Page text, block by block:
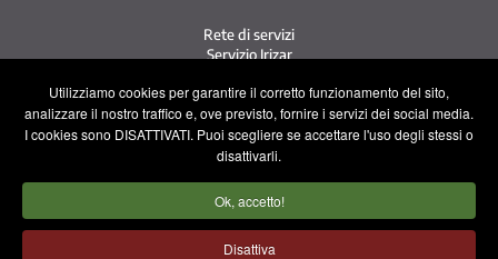
Utilizziamo cookies per garantire il corretto funzionamento del sito,
analizzare il nostro traffico e, ove previsto, fornire i servizi dei social media.
I cookies sono DISATTIVATI. Puoi scegliere se accettare l'uso degli stessi o
disattivarli.
Ok, accetto!
Disattiva
Rete di servizi
Servizio Irizar
Usati
Contatto
Contatto
Lavora con noi
Squadra commerciale